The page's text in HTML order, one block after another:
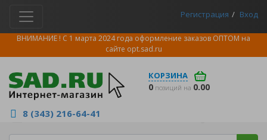
Регистрация Вход
ВНИМАНИЕ ! С 1 марта 2024 года оформление заказов ОПТОМ на
сайте opt.sad.ru
КОРЗИНА
0 позиций на 0.00
8 (343) 216-64-41